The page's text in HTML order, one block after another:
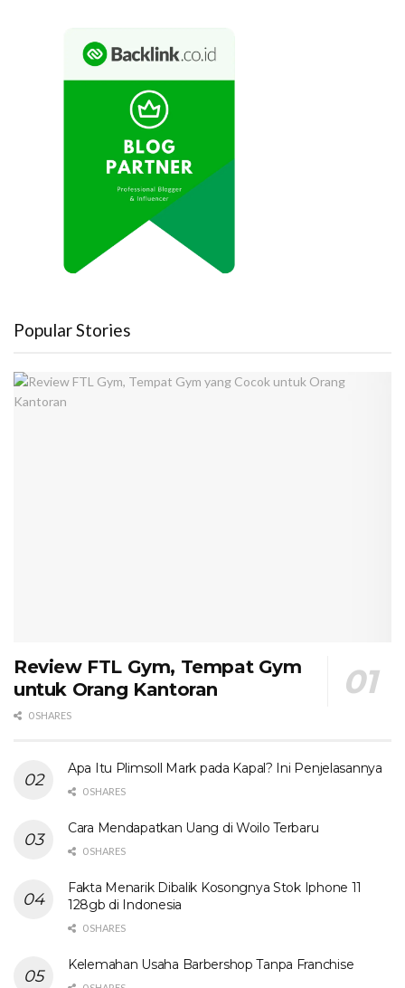
Popular Stories
Review FTL Gym, Tempat Gym
untuk Orang Kantoran
0 SHARES
Apa Itu Plimsoll Mark pada Kapal? Ini Penjelasannya
0 SHARES
Cara Mendapatkan Uang di Woilo Terbaru
0 SHARES
Fakta Menarik Dibalik Kosongnya Stok Iphone 11
128gb di Indonesia
0 SHARES
Kelemahan Usaha Barbershop Tanpa Franchise